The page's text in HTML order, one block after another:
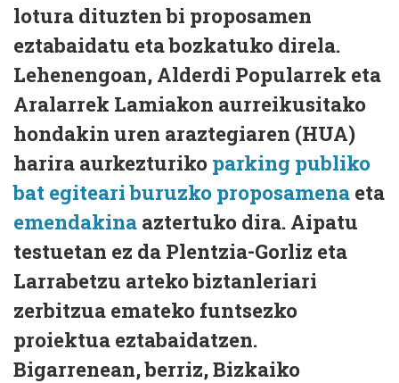
lotura dituzten bi proposamen
eztabaidatu eta bozkatuko direla.
Lehenengoan, Alderdi Popularrek eta
Aralarrek Lamiakon aurreikusitako
hondakin uren araztegiaren (HUA)
harira aurkezturiko parking publiko
bat egiteari buruzko proposamena eta
emendakina aztertuko dira. Aipatu
testuetan ez da Plentzia-Gorliz eta
Larrabetzu arteko biztanleriari
zerbitzua emateko funtsezko
proiektua eztabaidatzen.
Bigarrenean, berriz, Bizkaiko